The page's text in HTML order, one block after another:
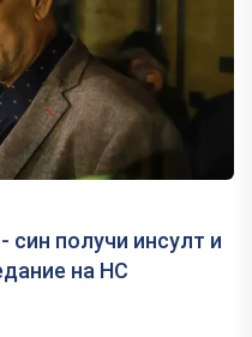
получи инсулт и
на НС